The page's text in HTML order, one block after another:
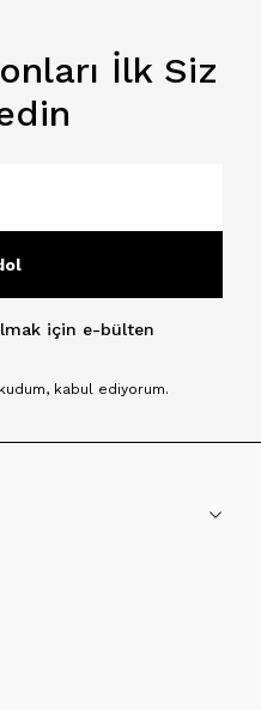
İlk Siz
için e-bülten
kabul ediyorum.